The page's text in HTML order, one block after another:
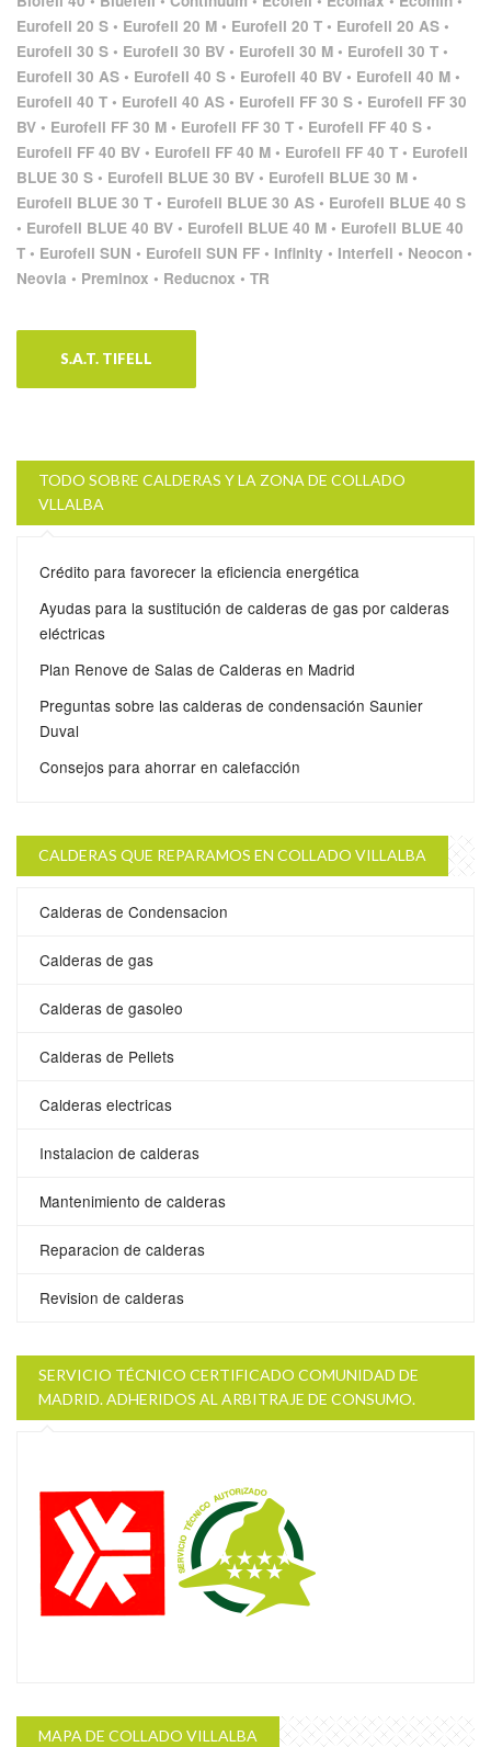
Eurofell 20 S • Eurofell 20 M • Eurofell 20 T • Eurofell 20 AS •
Eurofell 30 S • Eurofell 30 BV • Eurofell 30 M • Eurofell 30 T •
Eurofell 30 AS • Eurofell 40 S • Eurofell 40 BV • Eurofell 40 M •
Eurofell 40 T • Eurofell 40 AS • Eurofell FF 30 S • Eurofell FF 30
BV • Eurofell FF 30 M • Eurofell FF 30 T • Eurofell FF 40 S •
Eurofell FF 40 BV • Eurofell FF 40 M • Eurofell FF 40 T • Eurofell
BLUE 30 S • Eurofell BLUE 30 BV • Eurofell BLUE 30 M •
Eurofell BLUE 30 T • Eurofell BLUE 30 AS • Eurofell BLUE 40 S
• Eurofell BLUE 40 BV • Eurofell BLUE 40 M • Eurofell BLUE 40
T • Eurofell SUN • Eurofell SUN FF • Infinity • Interfell • Neocon •
Neovia • Preminox • Reducnox • TR
S.A.T. TIFELL
TODO SOBRE CALDERAS Y LA ZONA DE COLLADO
VLLALBA
Crédito para favorecer la eficiencia energética
Ayudas para la sustitución de calderas de gas por calderas
eléctricas
Plan Renove de Salas de Calderas en Madrid
Preguntas sobre las calderas de condensación Saunier
Duval
Consejos para ahorrar en calefacción
CALDERAS QUE REPARAMOS EN COLLADO VILLALBA
Calderas de Condensacion
Calderas de gas
Calderas de gasoleo
Calderas de Pellets
Calderas electricas
Instalacion de calderas
Mantenimiento de calderas
Reparacion de calderas
Revision de calderas
SERVICIO TÉCNICO CERTIFICADO COMUNIDAD DE
MADRID. ADHERIDOS AL ARBITRAJE DE CONSUMO.
MAPA DE COLLADO VILLALBA